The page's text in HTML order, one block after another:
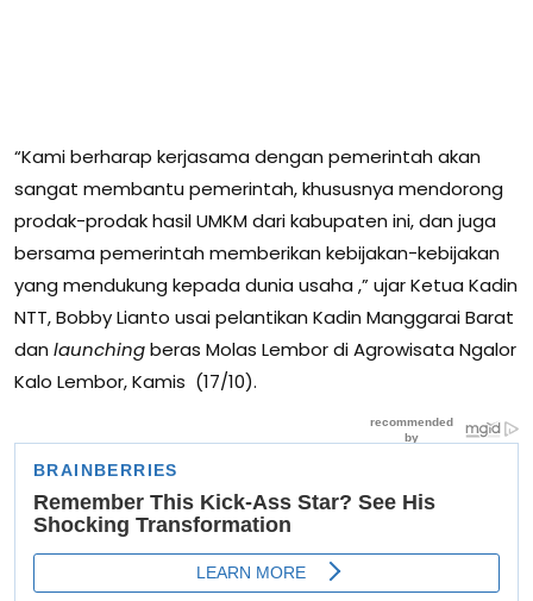
“Kami berharap kerjasama dengan pemerintah akan
sangat membantu pemerintah, khususnya mendorong
prodak-prodak hasil UMKM dari kabupaten ini, dan juga
bersama pemerintah memberikan kebijakan-kebijakan
yang mendukung kepada dunia usaha ,” ujar Ketua Kadin
NTT, Bobby Lianto usai pelantikan Kadin Manggarai Barat
dan launchingberas Molas Lembor di Agrowisata Ngalor
Kalo Lembor, Kamis (17/10).